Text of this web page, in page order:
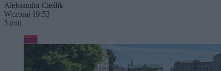
Aleksandra Cieślik
Wczoraj 19:53
3 min
Kraj